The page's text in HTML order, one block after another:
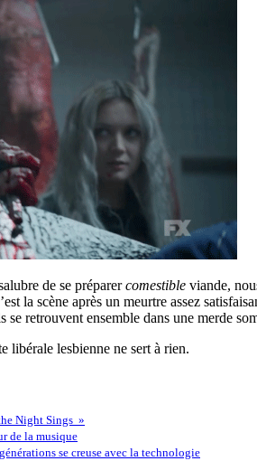
de se préparercomestible viande,
la scène après un meurtre assez
retrouvent ensemble dans une merde
libérale lesbienne ne sert à rien.
Night Sings »
de la musique
se creuse avec la technologie